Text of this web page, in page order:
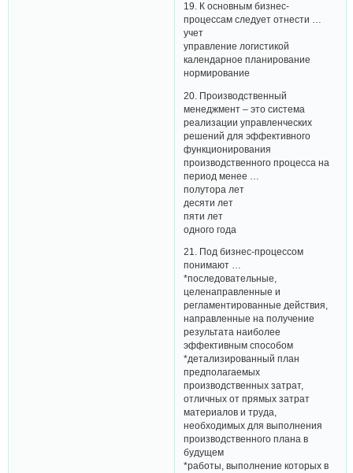
19. К основным бизнес-
процессам следует отнести …
учет
управление логистикой
календарное планирование
нормирование
20. Производственный
менеджмент – это система
реализации управленческих
решений для эффективного
функционирования
производственного процесса на
период менее …
полутора лет
десяти лет
пяти лет
одного года
21. Под бизнес-процессом
понимают …
*последовательные,
целенаправленные и
регламентированные действия,
направленные на получение
результата наиболее
эффективным способом
*детализированный план
предполагаемых
производственных затрат,
отличных от прямых затрат
материалов и труда,
необходимых для выполнения
производственного плана в
будущем
*работы, выполнение которых в